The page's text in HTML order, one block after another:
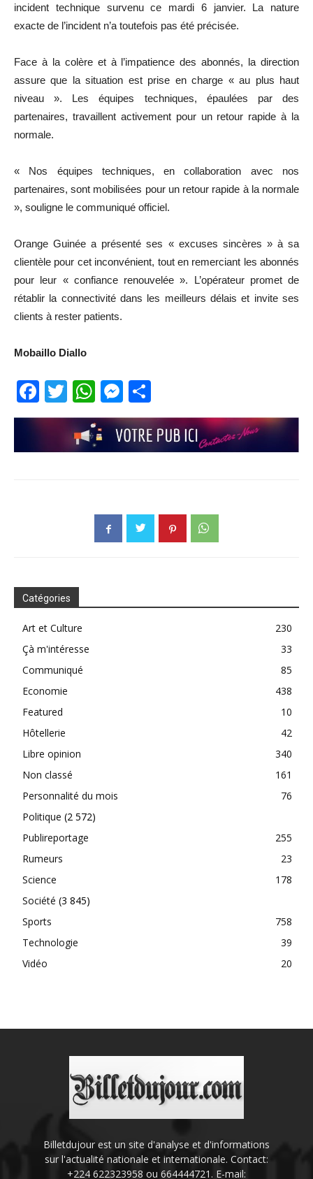
incident technique survenu ce mardi 6 janvier. La nature
exacte de l’incident n’a toutefois pas été précisée.
Face à la colère et à l’impatience des abonnés, la direction
assure que la situation est prise en charge « au plus haut
niveau ». Les équipes techniques, épaulées par des
partenaires, travaillent activement pour un retour rapide à la
normale.
« Nos équipes techniques, en collaboration avec nos
partenaires, sont mobilisées pour un retour rapide à la normale
», souligne le communiqué officiel.
Orange Guinée a présenté ses « excuses sincères » à sa
clientèle pour cet inconvénient, tout en remerciant les abonnés
pour leur « confiance renouvelée ». L’opérateur promet de
rétablir la connectivité dans les meilleurs délais et invite ses
clients à rester patients.
Mobaillo Diallo
Facebook
TwitterWhatsApp
Messenger
Catégories
Art et Culture
230
Çà m'intéresse
33
Communiqué
85
Economie
438
Featured
10
Hôtellerie
42
Libre opinion
340
Non classé
161
Personnalité du mois
76
Politique (2 572)
Publireportage
255
Rumeurs
23
Science
178
Société (3 845)
Sports
758
Technologie
39
Vidéo
20
Billetdujour est un site d'analyse et d'informations
sur l'actualité nationale et internationale. Contact:
+224 622323958 ou 664444721. E-mail: